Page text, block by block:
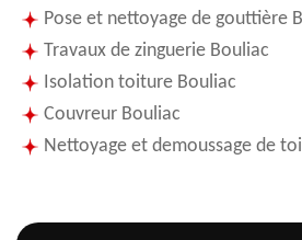
Pose et nettoyage de gouttière
Travaux de zinguerie Bouliac
Isolation toiture Bouliac
Couvreur Bouliac
Nettoyage et demoussage de